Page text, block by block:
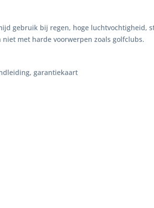
gebruik bij regen, hoge luchtvochtigheid,
met harde voorwerpen zoals golfclubs.
garantiekaart